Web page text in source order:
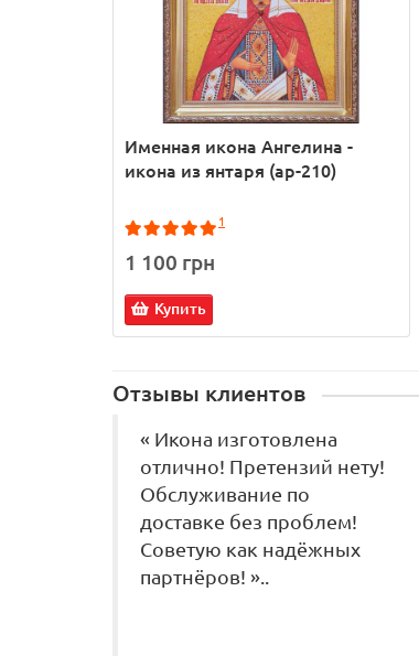
Именная икона Ангелина -
икона из янтаря (ар-210)
1
1 100 грн
Купить
Отзывы клиентов
« Икона изготовлена
отлично! Претензий нету!
Обслуживание по
доставке без проблем!
Советую как надёжных
партнёров! »..